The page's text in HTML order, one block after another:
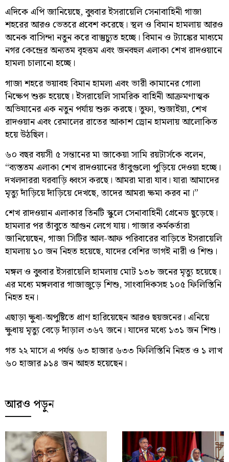
এদিকে এপি জানিয়েছে, বুধবার ইসরায়েলি সেনাবাহিনী গাজা
শহরের আরও ভেতরে প্রবেশ করেছে। স্থল ও বিমান হামলায় আরও
অনেক বাসিন্দা নতুন করে বাস্তুচ্যুত হচ্ছে। বিমান ও ট্যাঙ্কের মাধ্যমে
নগর কেন্দ্রের অন্যতম বৃহত্তম এবং জনবহুল এলাকা শেখ রাদওয়ানে
হামলা চালানো হচ্ছে।
গাজা শহরে ভয়াবহ বিমান হামলা এবং ভারী কামানের গোলা
নিক্ষেপ শুরু হয়েছে। ইসরায়েলি সামরিক বাহিনী আক্রমণাত্মক
অভিযানের এক নতুন পর্যায় শুরু করছে। তুফা, শুজাইয়া, শেখ
রাদওয়ান এবং রেমালের রাতের আকাশ ড্রোন হামলায় আলোকিত
হয়ে উঠছিল।
৬০ বছর বয়সী ৫ সন্তানের মা জাকেয়া সামি রয়টার্সকে বলেন,
“ব্যস্ততম এলাকা শেখ রাদওয়ানের তাঁবুগুলো পুড়িয়ে দেওয়া হচ্ছে।
দখলদাররা ঘরবাড়ি ধ্বংস করছে। আমরা মারা যাব। যারা আমাদের
মৃত্যু দাঁড়িয়ে দাঁড়িয়ে দেখছে, তাদের আমরা ক্ষমা করব না।”
শেখ রাদওয়ান এলাকার তিনটি স্কুলে সেনাবাহিনী গ্রেনেড ছুড়েছে।
হামলার পর তাঁবুতে আগুন লেগে যায়। গাজার কর্মকর্তারা
জানিয়েছেন, গাজা সিটির আল-আফ পরিবারের বাড়িতে ইসরায়েলি
হামলায় ১০ জন নিহত হয়েছে, যাদের বেশির ভাগই নারী ও শিশু।
মঙ্গল ও বুধবার ইসরায়েলি হামলায় মোট ১৩৮ জনের মৃত্যু হয়েছে।
এর মধ্যে মঙ্গলবার গাজাজুড়ে শিশু, সাংবাদিকসহ ১০৫ ফিলিস্তিনি
নিহত হন।
এছাড়া ক্ষুধা-অপুষ্টিতে প্রাণ হারিয়েছেন আরও ছয়জনের। এনিয়ে
ক্ষুধায় মৃত্যু বেড়ে দাঁড়াল ৩৬৭ জনে। যাদের মধ্যে ১৩১ জন শিশু।
গত ২২ মাসে এ পর্যন্ত ৬৩ হাজার ৬৩৩ ফিলিস্তিনি নিহত ও ১ লাখ
৬০ হাজার ৯১৪ জন আহত হয়েছেন।
আরও পড়ুন